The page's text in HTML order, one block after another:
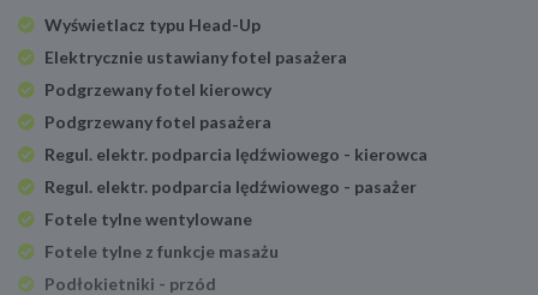
Wyświetlacz typu Head-Up
Elektrycznie ustawiany fotel pasażera
Podgrzewany fotel kierowcy
Podgrzewany fotel pasażera
Regul. elektr. podparcia lędźwiowego - kierowca
Regul. elektr. podparcia lędźwiowego - pasażer
Fotele tylne wentylowane
Fotele tylne z funkcje masażu
Podłokietniki - przód